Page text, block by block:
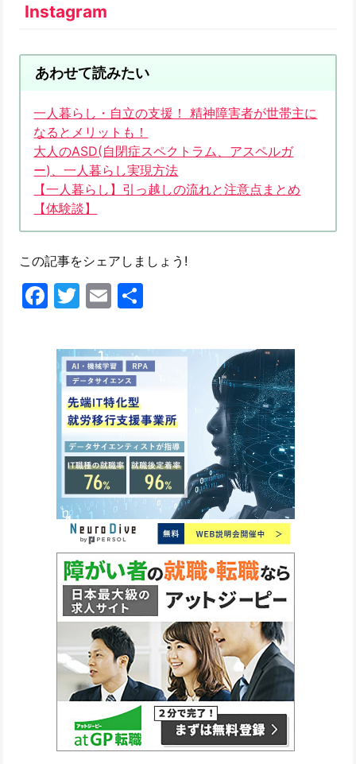
Instagram
あわせて読みたい
一人暮らし・自立の支援！ 精神障害者が世帯主に
なるとメリットも！
大人のASD(自閉症スペクトラム、アスペルガ
ー)、一人暮らし実現方法
【一人暮らし】引っ越しの流れと注意点まとめ
【体験談】
この記事をシェアしましょう!
Facebook
Twitter
Email